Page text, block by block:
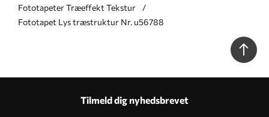
Fototapeter Træeffekt Tekstur
Fototapet Lys træstruktur Nr. u56788
Tilmeld dig nyhedsbrevet